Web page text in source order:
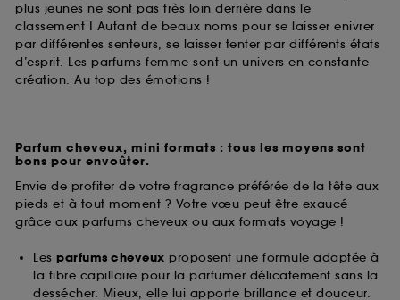
plus jeunes ne sont pas très loin derrière dans le
classement ! Autant de beaux noms pour se laisser enivrer
par différentes senteurs, se laisser tenter par différents états
d’esprit. Les parfums femme sont un univers en constante
création. Au top des émotions !
Parfum cheveux, mini formats : tous les moyens sont
bons pour envoûter.
Envie de profiter de votre fragrance préférée de la tête aux
pieds et à tout moment ? Votre vœu peut être exaucé
grâce aux parfums cheveux ou aux formats voyage !
Les parfums cheveux proposent une formule adaptée à
la fibre capillaire pour la parfumer délicatement sans la
dessécher. Mieux, elle lui apporte brillance et douceur.